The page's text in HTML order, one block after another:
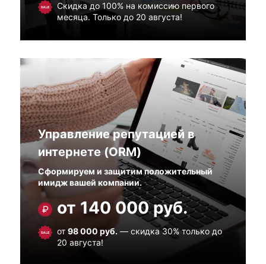
Скидка до 100% на комиссию первого
месяца. Только до 20 августа!
Управление репутацией в
интернете (ORM)
Сформируем и защитим положительный
имидж вашей компании.
от 140 000 руб.
от 98 000 руб. — скидка 30% только до
20 августа!